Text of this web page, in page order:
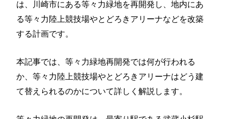
は、川崎市にある等々力緑地を再開発し、地内にあ
る等々力陸上競技場やとどろきアリーナなどを改築
する計画です。
本記事では、等々力緑地再開発では何が行われる
か、等々力陸上競技場やとどろきアリーナはどう建
て替えられるのかについて詳しく解説します。